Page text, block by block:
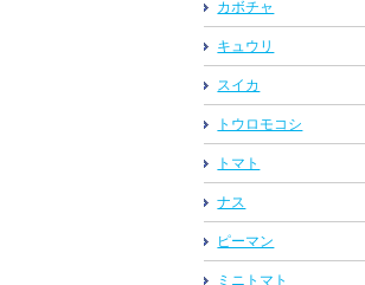
カボチャ
キュウリ
スイカ
トウロモコシ
トマト
ナス
ピーマン
ミニトマト